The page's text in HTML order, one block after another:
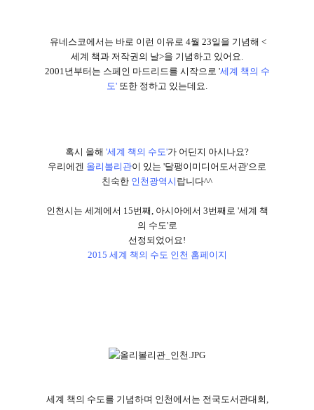
유네스코에서는 바로 이런 이유로 4월 23일을 기념해 <
세계 책과 저작권의 날>을 기념하고 있어요.
2001년부터는 스페인 마드리드를 시작으로 '세계 책의 수
도' 또한 정하고 있는데요.
혹시 올해 '세계 책의 수도'가 어딘지 아시나요?
우리에겐 올리볼리관이 있는 '달팽이미디어도서관'으로
친숙한 인천광역시 랍니다^^
인천시는 세계에서 15번째, 아시아에서 3번째로 '세계 책
의 수도'로
선정되었어요!
2015 세계 책의 수도 인천 홈페이지
세계 책의 수도를 기념하며 인천에서는 전국도서관대회